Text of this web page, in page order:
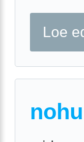
Loe
nohu